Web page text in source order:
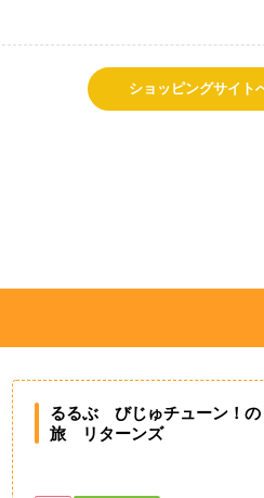
ショッピングサイト
るるぶ びじゅチューン！の
旅 リターンズ